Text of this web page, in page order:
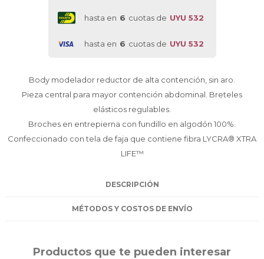
hasta en 6 cuotas de UYU 532
hasta en 6 cuotas de UYU 532
Body modelador reductor de alta contención, sin aro.
Pieza central para mayor contención abdominal. Breteles
elásticos regulables.
Broches en entrepierna con fundillo en algodón 100%.
Confeccionado con tela de faja que contiene fibra LYCRA® XTRA
LIFE™
DESCRIPCIÓN
MÉTODOS Y COSTOS DE ENVÍO
Productos que te pueden interesar